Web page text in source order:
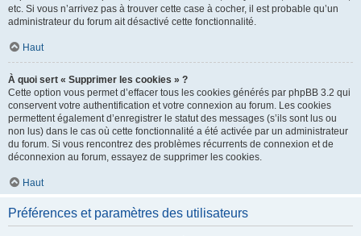
etc. Si vous n’arrivez pas à trouver cette case à cocher, il est probable qu’un
administrateur du forum ait désactivé cette fonctionnalité.
Haut
À quoi sert « Supprimer les cookies » ?
Cette option vous permet d’effacer tous les cookies générés par phpBB 3.2 qui
conservent votre authentification et votre connexion au forum. Les cookies
permettent également d’enregistrer le statut des messages (s’ils sont lus ou
non lus) dans le cas où cette fonctionnalité a été activée par un administrateur
du forum. Si vous rencontrez des problèmes récurrents de connexion et de
déconnexion au forum, essayez de supprimer les cookies.
Haut
Préférences et paramètres des utilisateurs